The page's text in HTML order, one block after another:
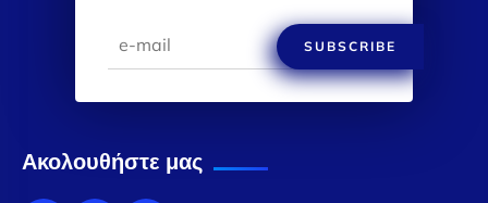
SUBSCRIBE
Ακολουθήστε μας